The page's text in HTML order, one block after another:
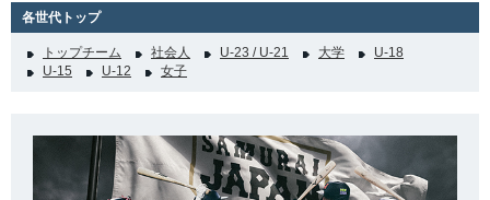
各世代トップ
トップチーム 社会人 U-23 / U-21 大学
U-18
U-15
U-12 女子